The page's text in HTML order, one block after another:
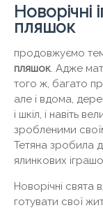
Новорічні
пляшок
продовжуємо
пляшок. Адже
того ж, багато
але і вдома,
і шкіл, і навіть
зробленими
Тетяна зробила
ялинкових
Новорічні свята
готувати свої